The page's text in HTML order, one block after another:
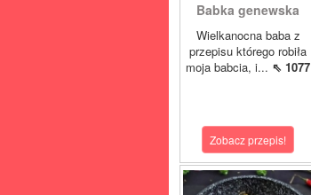
Babka genewska
Wielkanocna baba z
przepisu którego robiła
moja babcia, i... ⇖ 1077
Zobacz przepis!